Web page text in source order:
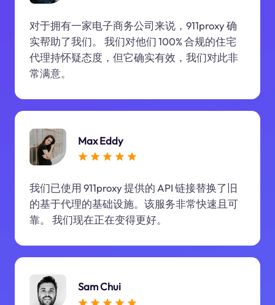
对于拥有一家电子商务公司来说，911proxy 确
实帮助了我们。 我们对他们 100% 合规的住宅
代理持怀疑态度，但它确实有效，我们对此非
常满意。
Max Eddy
我们已使用 911proxy 提供的 API 链接替换了旧
的基于代理的基础设施。该服务非常快速且可
靠。 我们现在正在变得更好。
Sam Chui